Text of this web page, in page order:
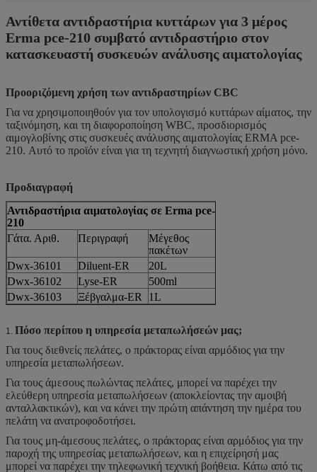
Αντίθετα αντιδραστήρια κυττάρων για 3 μέρος
Erma pce-210 συμβατό αντιδραστήριο στον
κατασκευαστή συσκευών ανάλυσης αιματολογίας
Προοριζόμενη χρήση των αντιδραστηρίων CBC
Για να χρησιμοποιηθούν για τον υπολογισμό κυττάρων αίματος, την
ταξινόμηση, και τη διαφοροποίηση WBC, προσδιορισμός
αιμογλοβίνης στις συσκευές ανάλυσης αιματολογίας ERMA pce-
210. Αυτό το προϊόν είναι για τη τεχνητή διαγνωστική χρήση μόνο.
Προδιαγραφή
Αντιδραστήρια αιματολογίας σε Erma pce-
210
Γάτα. Αριθ.
Περιγραφή
Μέγεθος
πακέτων
Dwx-36101
Diluent-ER
20L
Dwx-36102
Lyse-ER
500ml
Dwx-36103
Ξέβγαλμα-ER 1L
1. Πόσο περίπου η υπηρεσία μεταπωλήσεών μας;
Για τους διεθνείς πελάτες, ο πράκτορας είναι αρμόδιος για την
υπηρεσία μεταπωλήσεων.
Για τους άμεσους πωλώντας πελάτες, μπορεί να παρέχει την
ελεύθερη υπηρεσία μεταπωλήσεων (αποκλείοντας την αμοιβή
ανταλλακτικών), και να κάνει την πρώτη απάντηση την ημέρα του
πελάτη να ανατροφοδοτήσει.
Για τους μη-άμεσους πελάτες, ο πράκτορας είναι αρμόδιος για την
παροχή της υπηρεσίας μεταπωλήσεων, και η επιχείρησή μας
μπορεί να παρέχει την τηλεφωνική τεχνική βοήθεια. Κάτω από τις